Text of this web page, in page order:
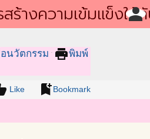
ร้างความเข้มแข็งให้
นโดยการมีส่วนร่วมข
นวัตกรรม printพิมพ์
person
Like bookmark_add Bookmark